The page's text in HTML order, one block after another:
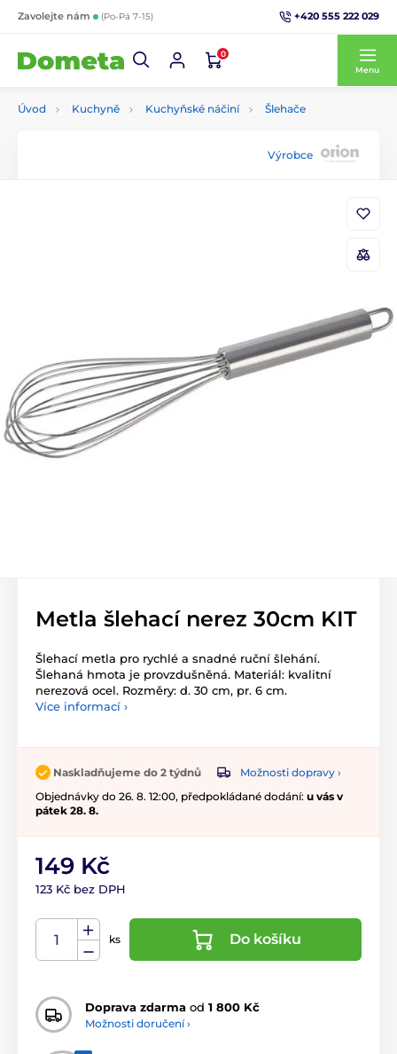
Zavolejte nám (Po-Pá 7-15) +420 555 222 029
0
Menu
Úvod Kuchyně Kuchyňské náčiní Šlehače
Výrobce
Metla šlehací nerez 30cm KIT
Šlehací metla pro rychlé a snadné ruční šlehání.
Šlehaná hmota je provzdušněná. Materiál: kvalitní
nerezová ocel. Rozměry: d. 30 cm, pr. 6 cm.
Více informací ›
Naskladňujeme do 2 týdnů
Možnosti dopravy ›
Objednávky do 26. 8. 12:00, předpokládané dodání: u vás v
pátek 28. 8.
149 Kč
123 Kč bez DPH
ks Do košíku
Doprava zdarma od 1 800 Kč
Možnosti doručení ›